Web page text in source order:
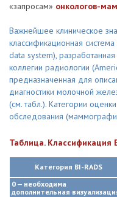
«запросам» онкологов-
Важнейшее клиническое
классификационная система
data system),
коллегии радиологии
предназначенная для
диагностики молочной
(см. табл.). Категории
обследования
Таблица. Классификация
Категория BI-RADS
0 — необходима
дополнительная